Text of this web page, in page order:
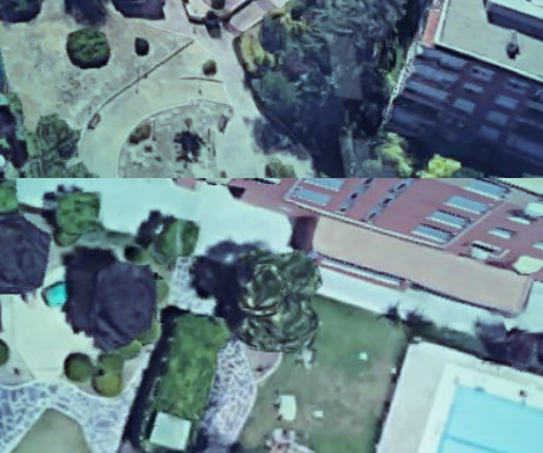
misma.
La comunidad de propietarios Eugenia de